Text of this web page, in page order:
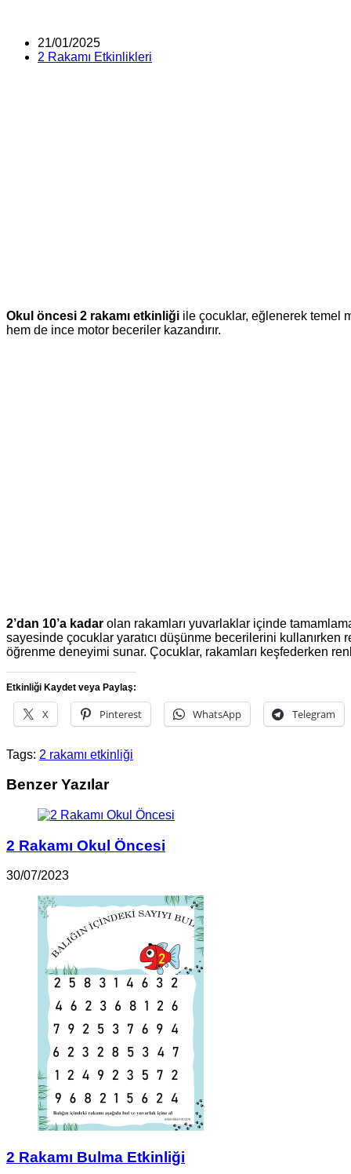
Post
published:
21/01/2025
Post
2 Rakamı Etkinlikleri
Okul öncesi 2 rakamı etkinliği ile çocuklar, eğlenerek temel
hem de ince motor beceriler kazandırır.
2’dan 10’a kadar olan rakamları yuvarlaklar içinde
sayesinde çocuklar yaratıcı düşünme becerilerini
öğrenme deneyimi sunar. Çocuklar, rakamları keşfederken
Etkinliği Kaydet veya Paylaş:
X Pinterest WhatsApp Telegram
Tags: 2 rakamı etkinliği
Benzer Yazılar
2 Rakamı Okul Öncesi
30/07/2023
2 Rakamı Bulma Etkinliği